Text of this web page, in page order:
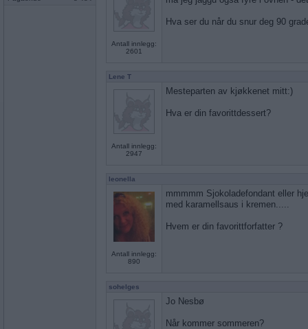
Antall innlegg:
2601
Hva ser du når du snur deg 90
Lene T
Antall innlegg:
2947
Mesteparten av kjøkkenet mitt:)
Hva er din favorittdessert?
leonella
Antall innlegg:
890
mmmmm Sjokoladefondant eller
med karamellsaus i kremen.....
Hvem er din favorittforfatter ?
sohelges
Jo Nesbø
Når kommer sommeren?